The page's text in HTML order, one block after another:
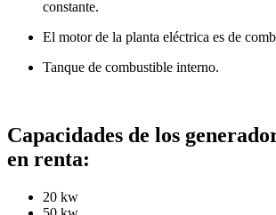
constante.
El motor de la planta eléctrica es de
Tanque de combustible interno.
Capacidades de los
en renta:
20 kw